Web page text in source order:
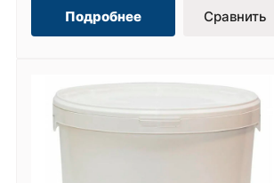
Подробнее Сравнить